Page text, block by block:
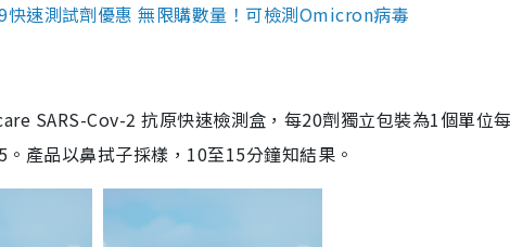
速測試劑優惠 無限購數量！可檢測Omicron病毒
SARS-Cov-2 抗原快速檢測盒，每20劑獨立包裝為1個單位
產品以鼻拭子採樣，10至15分鐘知結果。